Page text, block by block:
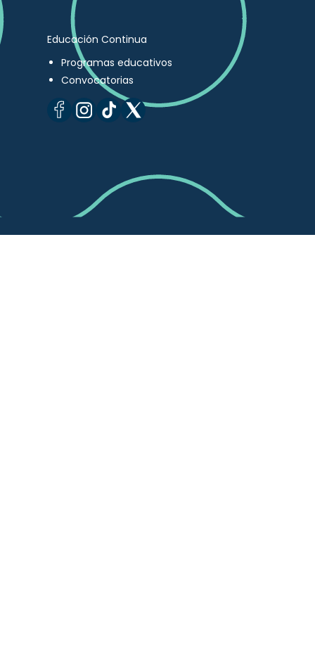
Educación Continua
Programas educativos
Convocatorias